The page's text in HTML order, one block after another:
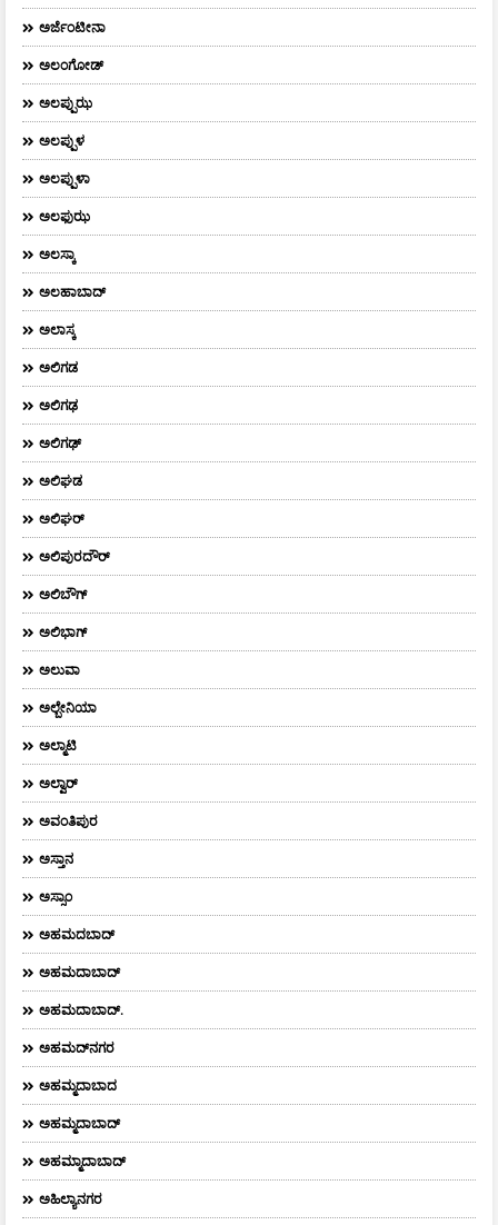
ಅರ್ಜೆಂಟೀನಾ
ಅಲಂಗೋಡ್
ಅಲಪ್ಪುಝ
ಅಲಪ್ಪುಳ
ಅಲಪ್ಪುಳಾ
ಅಲಫುಝ
ಅಲಸ್ಕಾ
ಅಲಹಾಬಾದ್
ಅಲಾಸ್ಕ
ಅಲಿಗಡ
ಅಲಿಗಢ
ಅಲಿಗಢ್
ಅಲಿಘಡ
ಅಲಿಘರ್
ಅಲಿಪುರದೌರ್‌
ಅಲಿಬೌಗ್
ಅಲಿಭಾಗ್
ಅಲುವಾ
ಅಲ್ಬೇನಿಯಾ
ಅಲ್ಮಾಟಿ
ಅಲ್ವಾರ್
ಅವಂತಿಪುರ
ಅಸ್ತಾನ
ಅಸ್ಸಾಂ
ಅಹಮದಬಾದ್
ಅಹಮದಾಬಾದ್
ಅಹಮದಾಬಾದ್‌.
ಅಹಮದ್‌ನಗರ
ಅಹಮ್ಮದಾಬಾದ
ಅಹಮ್ಮದಾಬಾದ್
ಅಹಮ್ಮಾದಾಬಾದ್
ಅಹಿಲ್ಯಾನಗರ